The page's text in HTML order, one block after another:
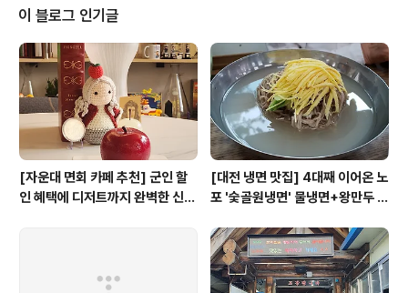
로, 이제는 제가 직접 글을 기고하게 되었습니다. 앞으로 세
계 각 국에서 꿈을 위해 도전하는 청년들의 모습과 문화를
생생하게 전달해드리겠습니다. 우선, 왜 이런 프로젝트를
준비했는지에 대한 간략한 설명이 필요할 것 같아서 소개
글을 작성하다가, 차라리 인터뷰 형식이 좋을 것 같아서 첫
번째 컨텐츠는 저의 셀프 인터뷰를..
이 블로그 인기글
[자운대 면회 카페 추천] 군인 할
인 혜택에 디저트까지 완벽한 신성
[대전 냉면 맛집] 4대째 이어온 노
포 '숯골원냉면' 물냉면+왕만두 조